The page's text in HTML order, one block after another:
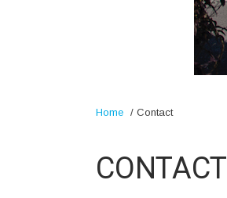
Home / Contact
CONTACT